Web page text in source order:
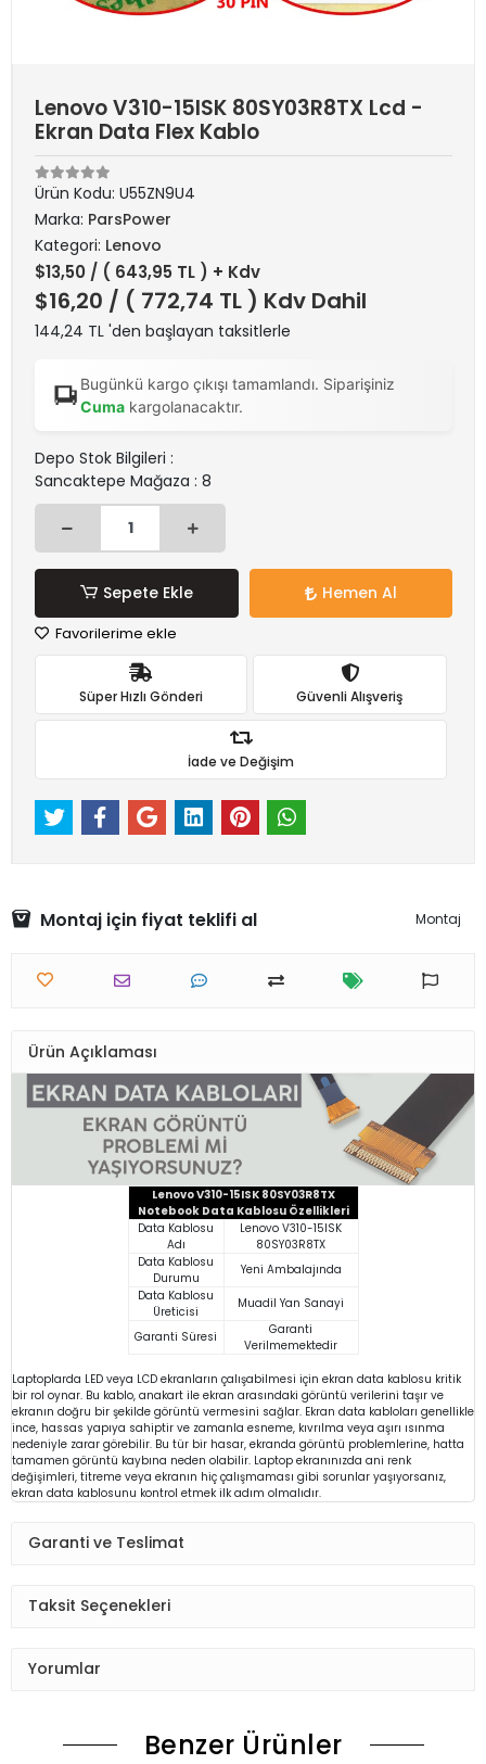
Lenovo V310-15ISK 80SY03R8TX Lcd -
Ekran Data Flex Kablo
Ürün Kodu: U55ZN9U4
Marka: ParsPower
Kategori: Lenovo
$13,50 / ( 643,95 TL ) + Kdv
$16,20 / ( 772,74 TL ) Kdv Dahil
144,24 TL 'den başlayan taksitlerle
Bugünkü kargo çıkışı tamamlandı. Siparişiniz
Cumakargolanacaktır.
Depo Stok Bilgileri :
Sancaktepe Mağaza : 8
Sepete Ekle Hemen Al
Favorilerime ekle
Süper Hızlı Gönderi Güvenli Alışveriş
İade ve Değişim
Montaj için fiyat teklifi al Montaj
Ürün Açıklaması
Lenovo V310-15ISK 80SY03R8TX
Notebook Data Kablosu Özellikleri
Data Kablosu
Adı
Lenovo V310-15ISK
80SY03R8TX
Data Kablosu
Durumu
Yeni Ambalajında
Data Kablosu
Üreticisi
Muadil Yan Sanayi
Garanti Süresi
Garanti
Verilmemektedir
Laptoplarda LED veya LCD ekranların çalışabilmesi için ekran data kablosu kritik
bir rol oynar. Bu kablo, anakart ile ekran arasındaki görüntü verilerini taşır ve
ekranın doğru bir şekilde görüntü vermesini sağlar. Ekran data kabloları genellikle
ince, hassas yapıya sahiptir ve zamanla esneme, kıvrılma veya aşırı ısınma
nedeniyle zarar görebilir. Bu tür bir hasar, ekranda görüntü problemlerine, hatta
tamamen görüntü kaybına neden olabilir. Laptop ekranınızda ani renk
değişimleri, titreme veya ekranın hiç çalışmaması gibi sorunlar yaşıyorsanız,
ekran data kablosunu kontrol etmek ilk adım olmalıdır.
Garanti ve Teslimat
Taksit Seçenekleri
Yorumlar
Benzer Ürünler